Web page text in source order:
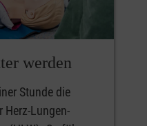
werden
Stunde die
Herz-Lungen-